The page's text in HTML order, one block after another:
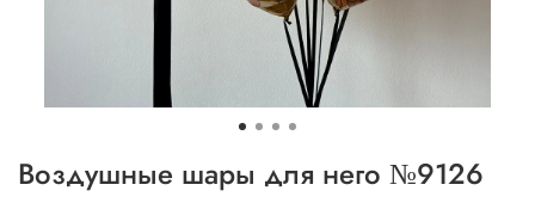
Воздушные шары для него №9126